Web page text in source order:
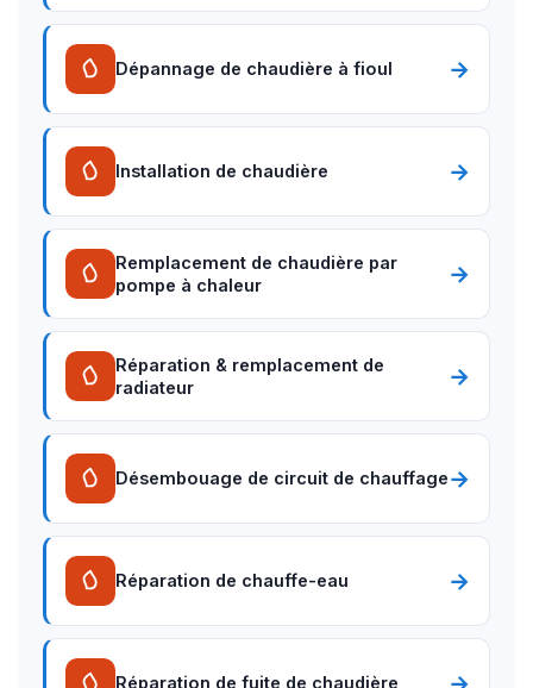
Dépannage de chaudière à fioul →
Installation de chaudière →
Remplacement de chaudière par
pompe à chaleur
→
Réparation & remplacement de
radiateur
→
Désembouage de circuit de chauffage→
Réparation de chauffe-eau →
Réparation de fuite de chaudière